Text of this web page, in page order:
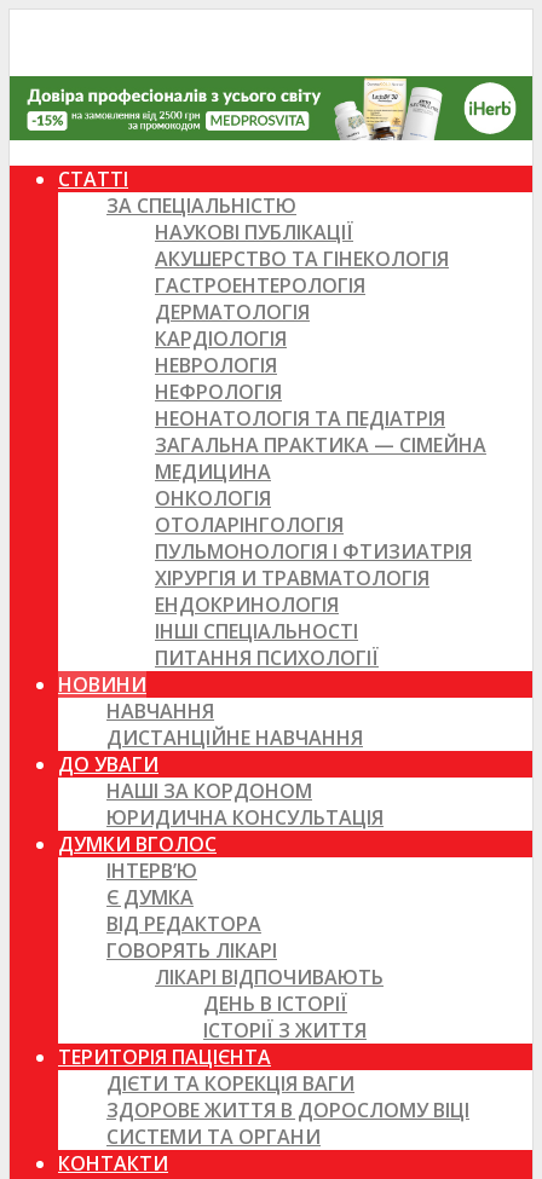
СТАТТІ
ЗА СПЕЦІАЛЬНІСТЮ
НАУКОВІ ПУБЛІКАЦІЇ
АКУШЕРСТВО ТА ГІНЕКОЛОГІЯ
ГАСТРОЕНТЕРОЛОГІЯ
ДЕРМАТОЛОГІЯ
КАРДІОЛОГІЯ
НЕВРОЛОГІЯ
НЕФРОЛОГІЯ
НЕОНАТОЛОГІЯ ТА ПЕДІАТРІЯ
ЗАГАЛЬНА ПРАКТИКА — СІМЕЙНА
МЕДИЦИНА
ОНКОЛОГІЯ
ОТОЛАРІНГОЛОГІЯ
ПУЛЬМОНОЛОГІЯ І ФТИЗИАТРІЯ
ХІРУРГІЯ И ТРАВМАТОЛОГІЯ
ЕНДОКРИНОЛОГІЯ
ІНШІ СПЕЦІАЛЬНОСТІ
ПИТАННЯ ПСИХОЛОГІЇ
НОВИНИ
НАВЧАННЯ
ДИСТАНЦІЙНЕ НАВЧАННЯ
ДО УВАГИ
НАШІ ЗА КОРДОНОМ
ЮРИДИЧНА КОНСУЛЬТАЦІЯ
ДУМКИ ВГОЛОС
ІНТЕРВ’Ю
Є ДУМКА
ВІД РЕДАКТОРА
ГОВОРЯТЬ ЛІКАРІ
ЛІКАРІ ВІДПОЧИВАЮТЬ
ДЕНЬ В ІСТОРІЇ
ІСТОРІЇ З ЖИТТЯ
ТЕРИТОРІЯ ПАЦІЄНТА
ДІЄТИ ТА КОРЕКЦІЯ ВАГИ
ЗДОРОВЕ ЖИТТЯ В ДОРОСЛОМУ ВІЦІ
СИСТЕМИ ТА ОРГАНИ
КОНТАКТИ